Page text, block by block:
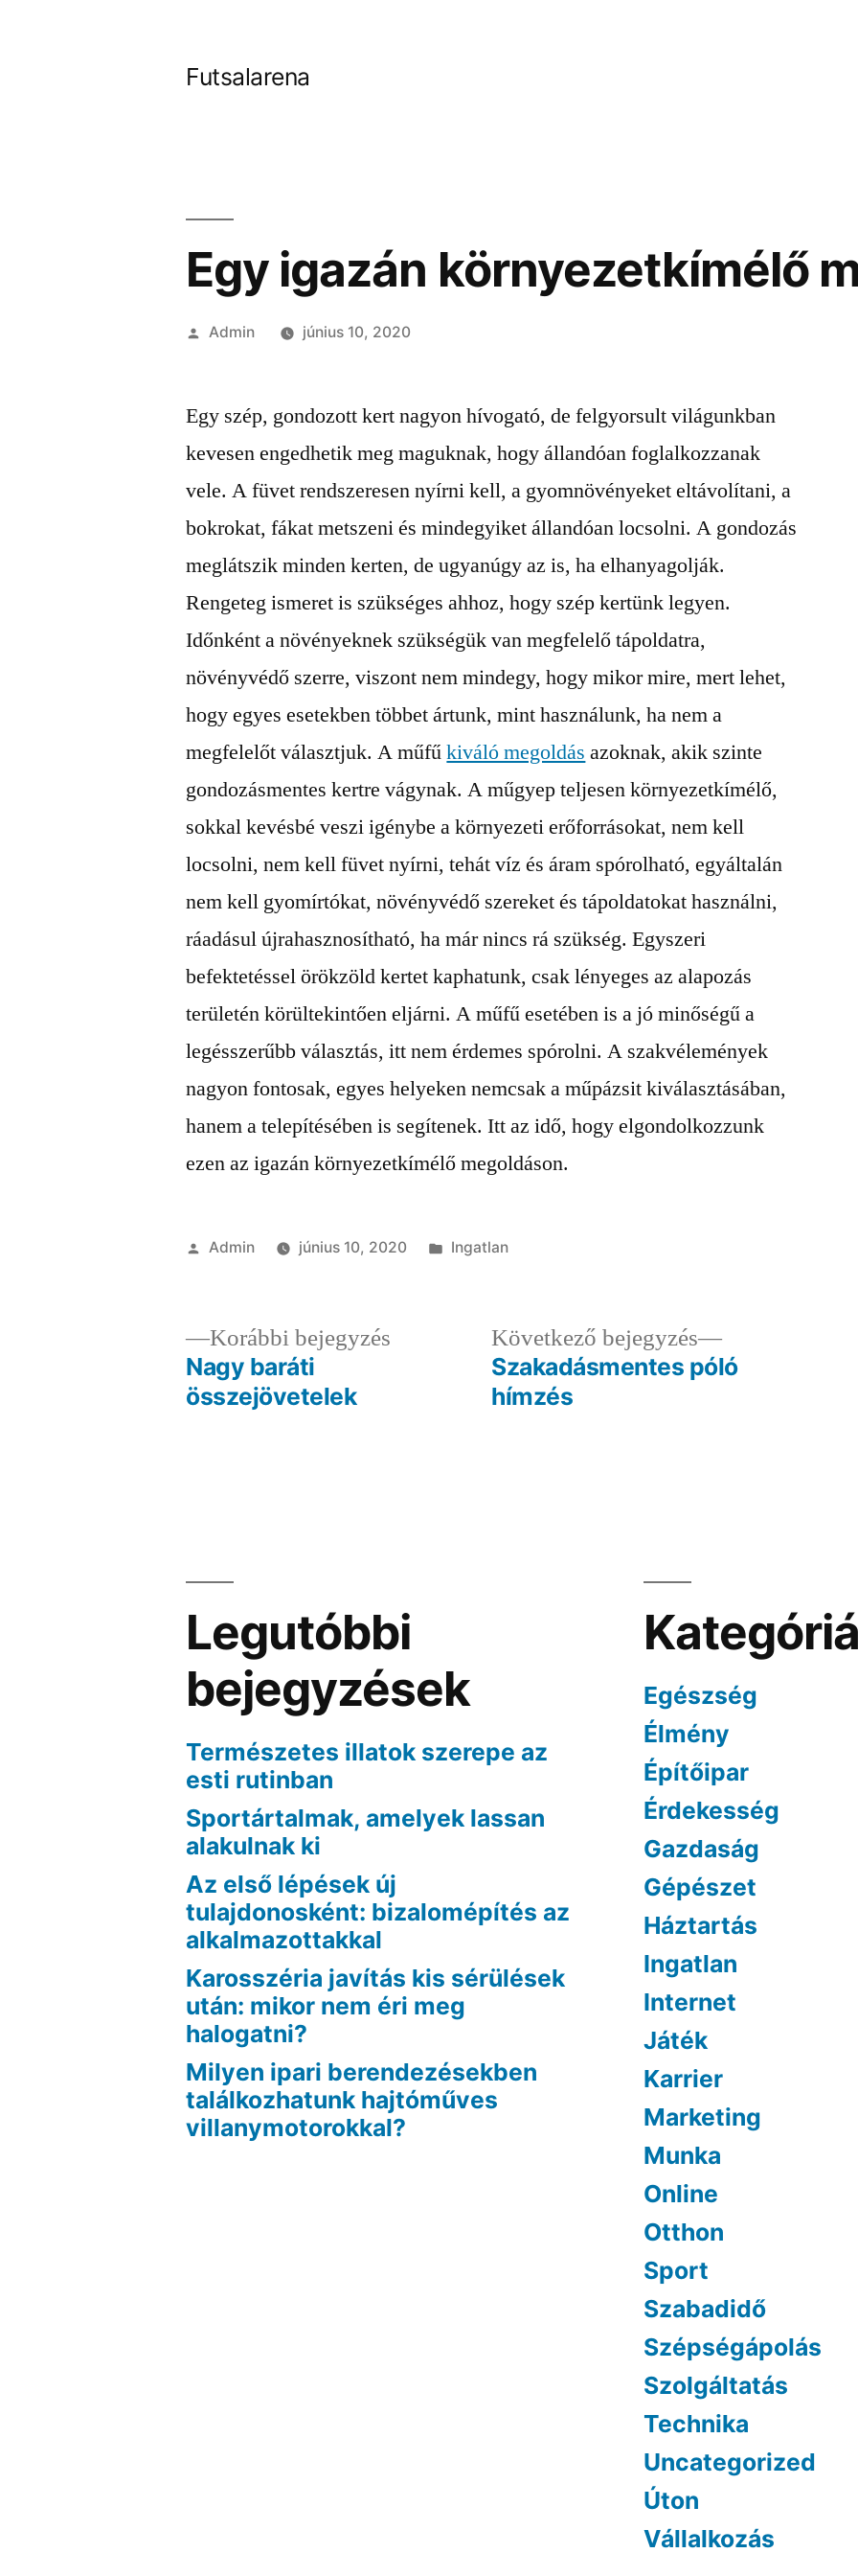
Futsalarena
Egy igazán környezetkímélő
Szerző:
Admin június 10, 2020
Egy szép, gondozott kert nagyon hívogató, de felgyorsult világunkban
kevesen engedhetik meg maguknak, hogy állandóan foglalkozzanak
vele. A füvet rendszeresen nyírni kell, a gyomnövényeket eltávolítani, a
bokrokat, fákat metszeni és mindegyiket állandóan locsolni. A gondozás
meglátszik minden kerten, de ugyanúgy az is, ha elhanyagolják.
Rengeteg ismeret is szükséges ahhoz, hogy szép kertünk legyen.
Időnként a növényeknek szükségük van megfelelő tápoldatra,
növényvédő szerre, viszont nem mindegy, hogy mikor mire, mert lehet,
hogy egyes esetekben többet ártunk, mint használunk, ha nem a
megfelelőt választjuk. A műfűkiváló megoldás azoknak, akik szinte
gondozásmentes kertre vágynak. A műgyep teljesen környezetkímélő,
sokkal kevésbé veszi igénybe a környezeti erőforrásokat, nem kell
locsolni, nem kell füvet nyírni, tehát víz és áram spórolható, egyáltalán
nem kell gyomírtókat, növényvédő szereket és tápoldatokat használni,
ráadásul újrahasznosítható, ha már nincs rá szükség. Egyszeri
befektetéssel örökzöld kertet kaphatunk, csak lényeges az alapozás
területén körültekintően eljárni. A műfű esetében is a jó minőségű a
legésszerűbb választás, itt nem érdemes spórolni. A szakvélemények
nagyon fontosak, egyes helyeken nemcsak a műpázsit kiválasztásában,
hanem a telepítésében is segítenek. Itt az idő, hogy elgondolkozzunk
ezen az igazán környezetkímélő megoldáson.
Szerző:
Admin június 10, 2020 Kategória:
Ingatlan
Bejegyzés
Korábbi bejegyzés
bejegyzés:
Nagy baráti
összejövetelek
Következő bejegyzés
Következő
bejegyzés:
Szakadásmentes póló
hímzés
Legutóbbi
bejegyzések
Természetes illatok szerepe az
esti rutinban
Sportártalmak, amelyek lassan
alakulnak ki
Az első lépések új
tulajdonosként: bizalomépítés az
alkalmazottakkal
Karosszéria javítás kis sérülések
után: mikor nem éri meg
halogatni?
Milyen ipari berendezésekben
találkozhatunk hajtóműves
villanymotorokkal?
Egészség
Élmény
Építőipar
Érdekesség
Gazdaság
Gépészet
Háztartás
Ingatlan
Internet
Játék
Karrier
Marketing
Munka
Online
Otthon
Sport
Szabadidő
Szépségápolás
Szolgáltatás
Technika
Uncategorized
Úton
Vállalkozás